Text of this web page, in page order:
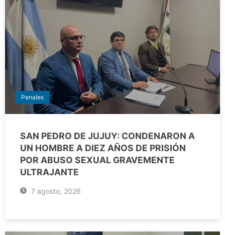
Penales
SAN PEDRO DE JUJUY: CONDENARON A
UN HOMBRE A DIEZ AÑOS DE PRISIÓN
POR ABUSO SEXUAL GRAVEMENTE
ULTRAJANTE
7 agosto, 2026